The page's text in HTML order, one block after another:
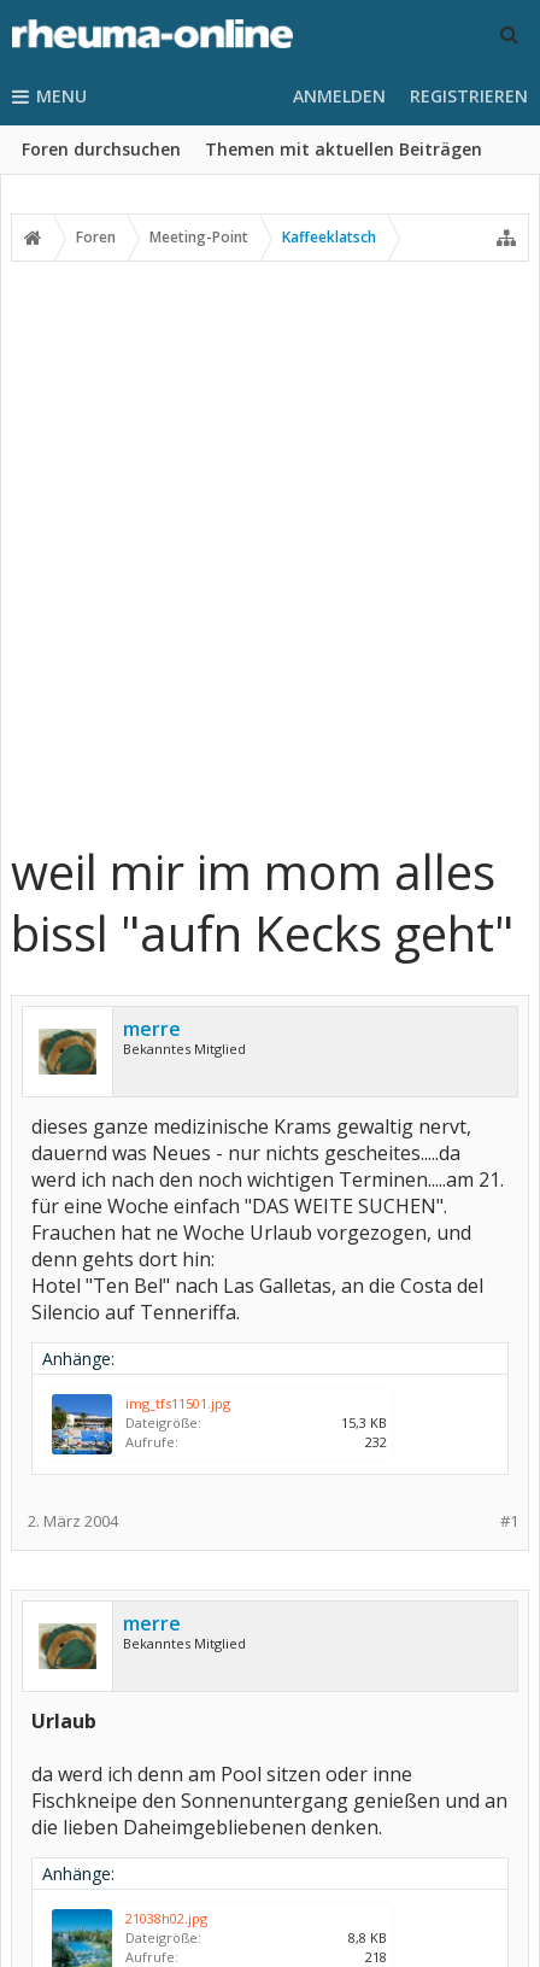
MENU
Foren durchsuchen Themen mit aktuellen Beiträgen
ANMELDEN REGISTRIEREN
Foren Meeting-Point Kaffeeklatsch
weil mir im mom alles
bissl "aufn Kecks geht"
merre
Bekanntes Mitglied
dieses ganze medizinische Krams gewaltig nervt,
dauernd was Neues - nur nichts gescheites.....da
werd ich nach den noch wichtigen Terminen.....am 21.
für eine Woche einfach "DAS WEITE SUCHEN".
Frauchen hat ne Woche Urlaub vorgezogen, und
denn gehts dort hin:
Hotel "Ten Bel" nach Las Galletas, an die Costa del
Silencio auf Tenneriffa.
Anhänge:
img_tfs11501.jpg
Dateigröße:
15,3 KB
Aufrufe:
232
#1
2. März 2004
merre
Bekanntes Mitglied
Urlaub
da werd ich denn am Pool sitzen oder inne
Fischkneipe den Sonnenuntergang genießen und an
die lieben Daheimgebliebenen denken.
Anhänge:
21038h02.jpg
Dateigröße:
8,8 KB
Aufrufe:
218